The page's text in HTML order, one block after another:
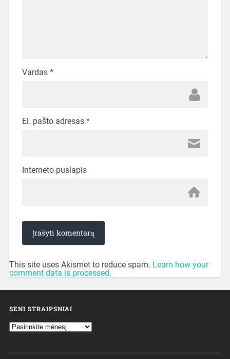
Vardas *
El. pašto adresas *
Interneto puslapis
This site uses Akismet to reduce spam. Learn how your
comment data is processed.
SENI STRAIPSNIAI